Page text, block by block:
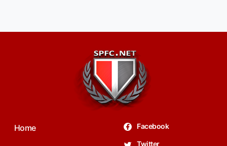
Home Facebook
Twitter